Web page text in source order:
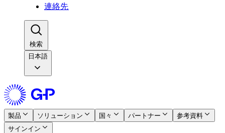
連絡先​​
検索​​
日本語
製品​​ ソリューション​​ 国々​​ パートナー​​
参考資料​​
サインイン​​